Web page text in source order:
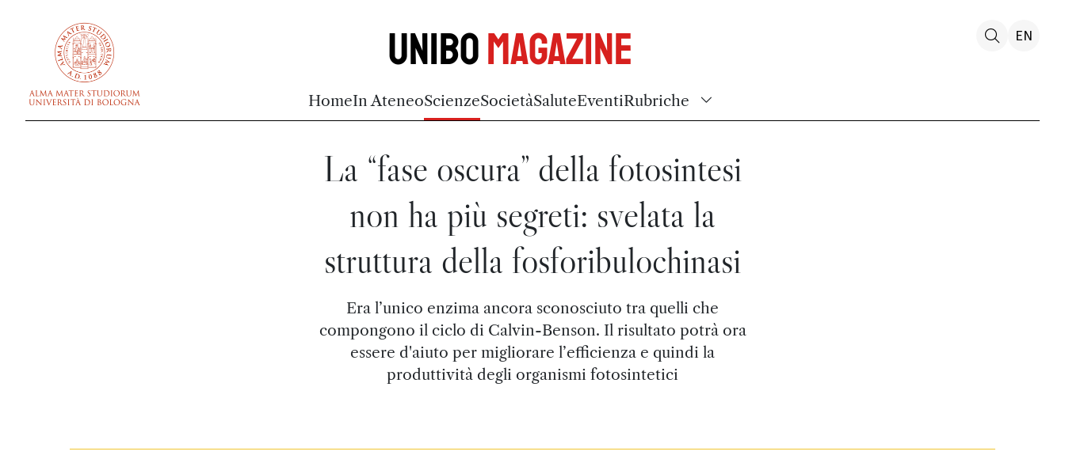
UniboMagazine
HomeIn AteneoScienzeSocietàSaluteEventiRubriche
EN
La “fase oscura” della fotosintesi
non ha più segreti: svelata la
struttura della fosforibulochinasi
Era l’unico enzima ancora sconosciuto tra quelli che
compongono il ciclo di Calvin-Benson. Il risultato potrà ora
essere d'aiuto per migliorare l’efficienza e quindi la
produttività degli organismi fotosintetici